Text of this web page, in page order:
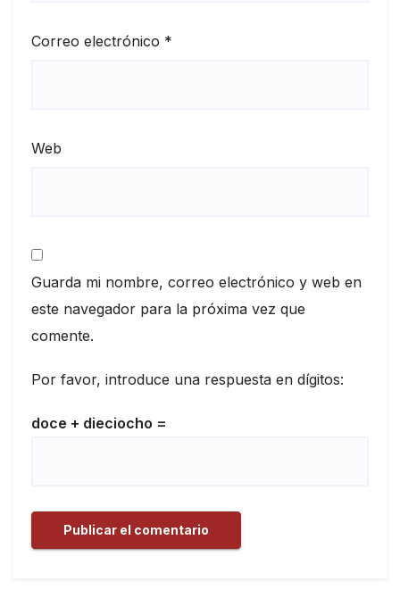
Correo electrónico *
Web
Guarda mi nombre, correo electrónico y web en
este navegador para la próxima vez que
comente.
Por favor, introduce una respuesta en dígitos:
doce + dieciocho =